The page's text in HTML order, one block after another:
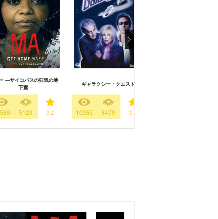
―サイコパスの狂気の地
下室―
5129 3.2
ギャラクシー・クエスト
10355 8479 3.9